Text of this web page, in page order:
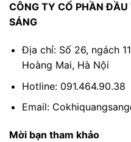
CÔNG TY CỔ PHẦN
SÁNG
Địa chỉ: Số 26, ngách
Hoàng Mai, Hà Nội
Hotline: 091.464.90.38
Email:
Mời bạn tham khảo